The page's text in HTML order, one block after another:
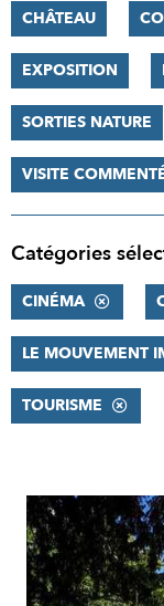
CHÂTEAU
EXPOSITION
SORTIES NATURE
VISITE
Catégories
CINÉMA
LE MOUVEMENT
TOURISME
RÉSULTATS